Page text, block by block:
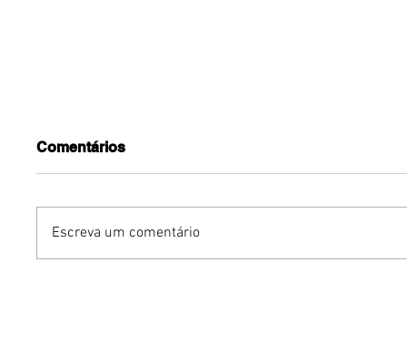
Comentários
Escreva um comentário